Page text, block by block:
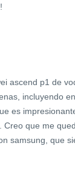
ascend p1 de
incluyendo
es
que me
samsung, que